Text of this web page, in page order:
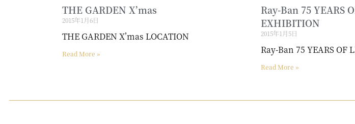
THE GARDEN X’mas
2015年1月6日
THE GARDEN X’mas LOCATION
Read More »
Ray-Ban 75 YEARS
EXHIBITION
2015年1月5日
Ray-Ban 75 YEARS OF
Read More »